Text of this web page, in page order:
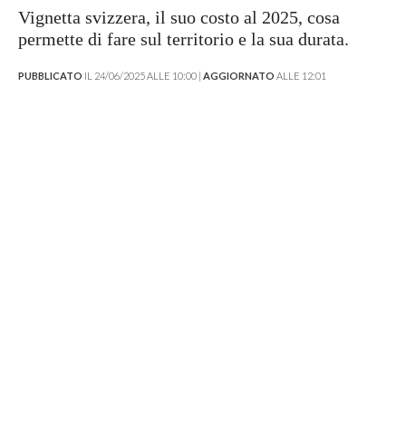
Vignetta svizzera, il suo costo al 2025, cosa
permette di fare sul territorio e la sua durata.
PUBBLICATO IL 24/06/2025 ALLE 10:00 | AGGIORNATO ALLE 12:01